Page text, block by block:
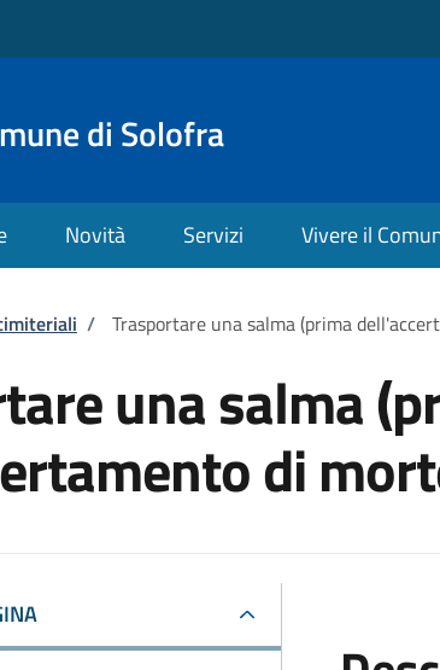
di Solofra
Novità Servizi Vivere il
pane
/ Trasportare una salma (prima
una salma
di